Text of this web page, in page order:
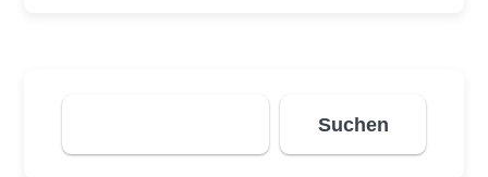
Suchen
Suchen